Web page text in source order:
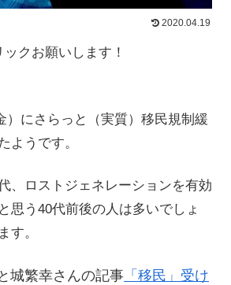
2020.04.19
クお願いします！
）にさらっと（実質）移民規制緩
ようです。
、ロストジェネレーションを有効
思う40代前後の人は多いでしょ
す。
城繁幸さんの記事 「移民」受け